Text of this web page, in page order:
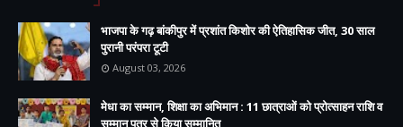
भाजपा के गढ़ बांकीपुर में प्रशांत किशोर की ऐतिहासिक जीत, 30 साल
पुरानी परंपरा टूटी
August 03, 2026
मेधा का सम्मान, शिक्षा का अभिमान : 11 छात्राओं को प्रोत्साहन राशि व
सम्मान पत्र से किया सम्मानित